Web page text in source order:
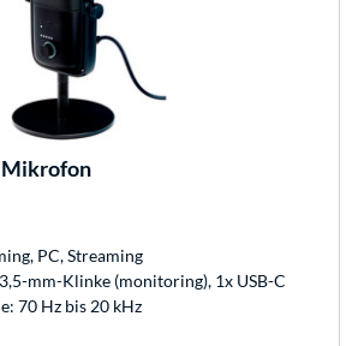
Mikrofon
PC, Streaming
mm-Klinke (monitoring), 1x USB-C
70 Hz bis 20 kHz